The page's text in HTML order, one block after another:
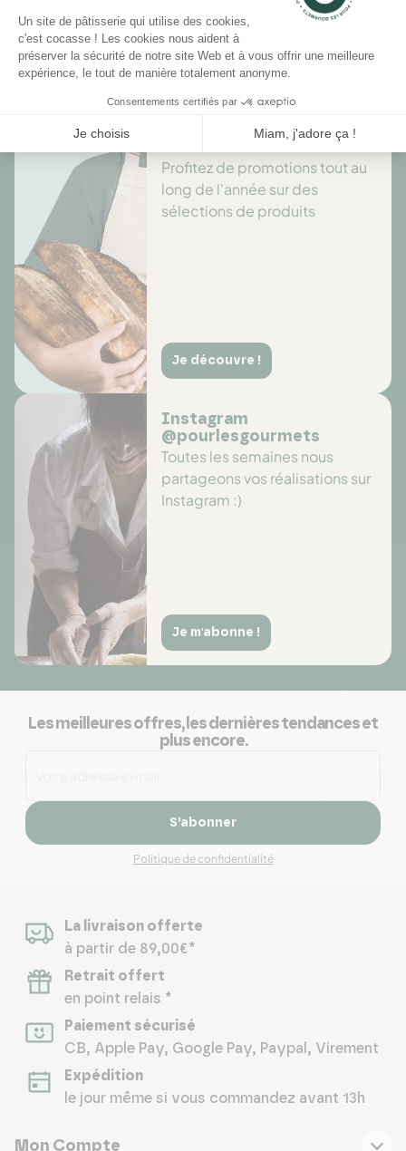
Il n'y a pas encore d'avis pour ce produit.
Profitez de promotions tout au
long de l'année sur des
sélections de produits
Je découvre !
Instagram
@pourlesgourmets
Toutes les semaines nous
partageons vos réalisations sur
Instagram :)
Je m'abonne !
Les meilleures offres, les dernières tendances et
plus encore.
S’abonner
Politique de confidentialité
La livraison offerte
à partir de 89,00€*
Retrait offert
en point relais *
Paiement sécurisé
CB, Apple Pay, Google Pay, Paypal, Virement
Expédition
le jour même si vous commandez avant 13h
Mon Compte